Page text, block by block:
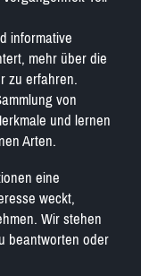
informative
mehr über die
zu erfahren.
von
und lernen
Arten.
eine
weckt,
Wir stehen
beantworten oder